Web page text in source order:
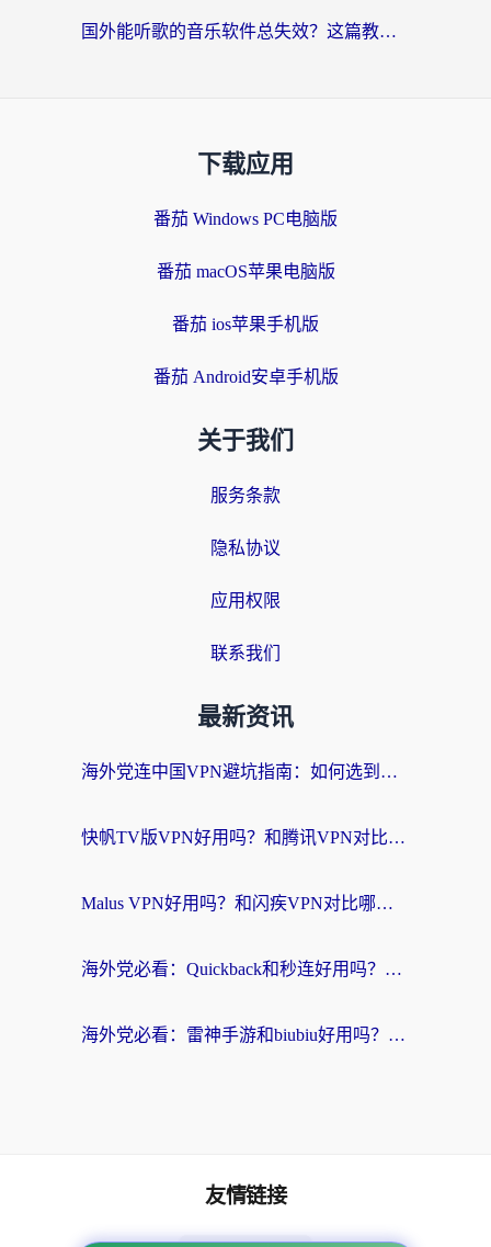
国外能听歌的音乐软件总失效？这篇教你怎么在海外流畅听网易云
下载应用
番茄 Windows PC电脑版
番茄 macOS苹果电脑版
番茄 ios苹果手机版
番茄 Android安卓手机版
关于我们
服务条款
隐私协议
应用权限
联系我们
最新资讯
海外党连中国VPN避坑指南：如何选到真正能无缝刷国内资源的加速器？
快帆TV版VPN好用吗？和腾讯VPN对比哪个回国效果更好？海外党必看的真实体验指南
Malus VPN好用吗？和闪疾VPN对比哪个回国效果更好？海外华人的实用避坑指南
海外党必看：Quickback和秒连好用吗？3步选对回国加速器，无缝刷国内资源
海外党必看：雷神手游和biubiu好用吗？3招选对回国加速器无缝刷国内资源
友情链接